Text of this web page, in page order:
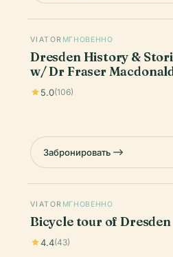
VIATOR МГНОВЕННО
Dresden History &
w/ Dr Fraser
5.0(106)
Забронировать
VIATOR МГНОВЕННО
Bicycle tour of Dresden
4.4(43)